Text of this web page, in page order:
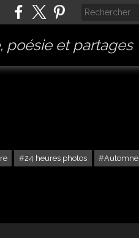
poésie et partages
24 heures photos Automne
24 HEURES PHOTO